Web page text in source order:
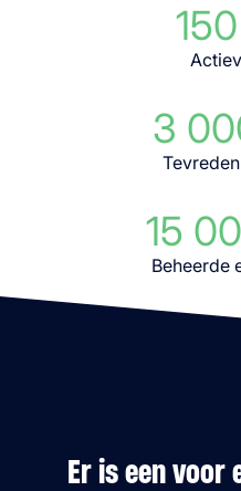
3
15
Beheerde
Er is een voor